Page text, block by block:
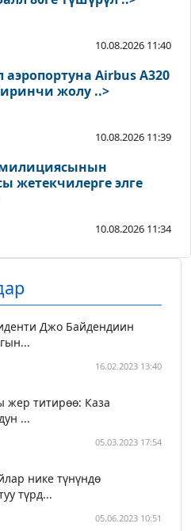
10.08.2026 11:40
аэропортуна Airbus A320
жолу ..>
10.08.2026 11:39
жетекчилерге элге
10.08.2026 11:34
Джо Байдендиин
16.02.2023 13:40
жер титирөө: Каза
...
05.03.2023 17:54
нике түнүндө
түрд...
05.06.2023 10:51